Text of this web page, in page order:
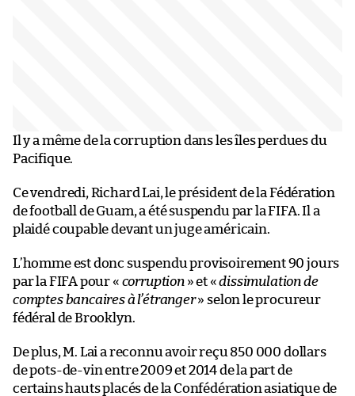
Il y a même de la corruption dans les îles perdues du
Pacifique.
Ce vendredi, Richard Lai, le président de la Fédération
de football de Guam, a été suspendu par la FIFA. Il a
plaidé coupable devant un juge américain.
L’homme est donc suspendu provisoirement 90 jours
par la FIFA pour « corruption» et «dissimulation de
comptes bancaires à l’étranger» selon le procureur
fédéral de Brooklyn.
De plus, M. Lai a reconnu avoir reçu 850 000 dollars
de pots-de-vin entre 2009 et 2014 de la part de
certains hauts placés de la Confédération asiatique de